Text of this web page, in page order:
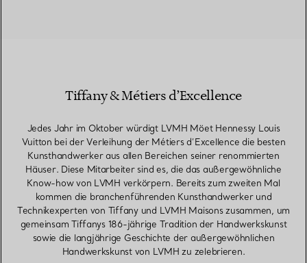
Tiffany & Métiers d’Excellence
Jedes Jahr im Oktober würdigt LVMH Möet Hennessy Louis
Vuitton bei der Verleihung der Métiers d’Excellence die besten
Kunsthandwerker aus allen Bereichen seiner renommierten
Häuser. Diese Mitarbeiter sind es, die das außergewöhnliche
Know-how von LVMH verkörpern. Bereits zum zweiten Mal
kommen die branchenführenden Kunsthandwerker und
Technikexperten von Tiffany und LVMH Maisons zusammen, um
gemeinsam Tiffanys 186-jährige Tradition der Handwerkskunst
sowie die langjährige Geschichte der außergewöhnlichen
Handwerkskunst von LVMH zu zelebrieren.